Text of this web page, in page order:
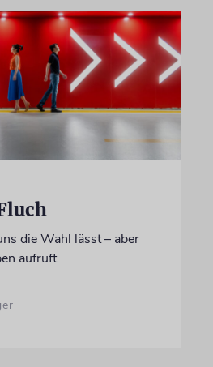
die Wahl lässt – aber
aufruft